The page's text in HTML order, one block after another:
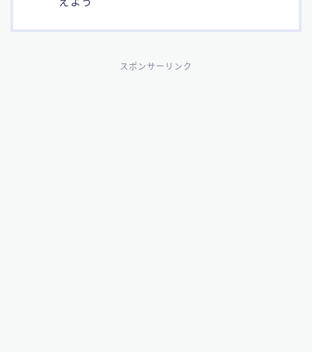
スポンサーリンク